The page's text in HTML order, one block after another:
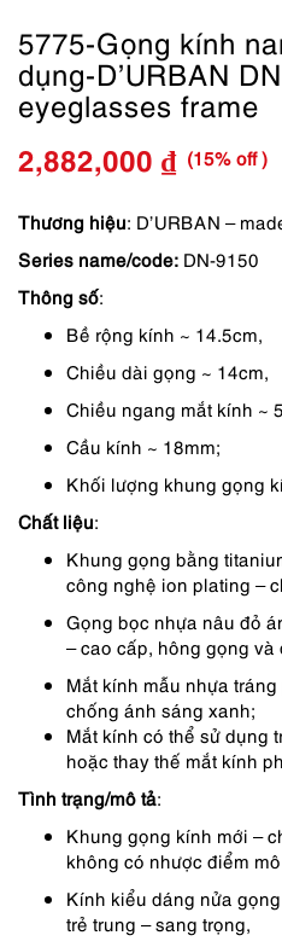
5775-Gọng kính
dụng-D’URBAN
eyeglasses frame
Giá
gốc
là:
2,882,000 ₫
Giá
hiện
tại
(15% off )
Thương hiệu: D’URBAN –
Series name/code: DN-9150
Thông số:
Bề rộng kính ~ 14.5cm,
Chiều dài gọng ~ 14cm,
Chiều ngang mắt kính ~
Cầu kính ~ 18mm;
Khối lượng khung gọng
Chất liệu:
Khung gọng bằng
công nghệ ion plating –
Gọng bọc nhựa nâu đỏ
– cao cấp, hông gọng
Mắt kính mẫu nhựa
chống ánh sáng xanh;
Mắt kính có thể sử dụng
hoặc thay thế mắt kính
Tình trạng/mô tả:
Khung gọng kính mới –
không có nhược điểm
Kính kiểu dáng nửa
trẻ trung – sang trọng,